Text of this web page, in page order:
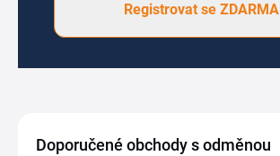
Registrovat se ZDARMA
Doporučené obchody s odměnou